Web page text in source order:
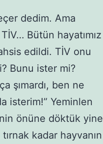
dedim. Ama
Bütün hayatımız
edildi. TİV onu
Bunu ister mi?
şımardı, ben ne
isterim!” Yeminlen
önüne döktük yine
kadar hayvanın